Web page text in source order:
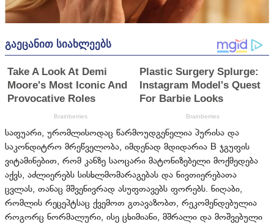
საფუარი, ურომლისოდაც წარმოუდგენელია პურისა და
საკონდიტრო მრეწველობა, იმდენად მდიდარია B ჯგუფის
ვიტამინებით, რომ კანზე საოცარი მატონიზებელი მოქმედება
აქვს, აძლიერებს სისხლმომარაგებას და ნივთიერებათა
ცვლას, თანაც მშვენივრად ასუფთავებს ფორებს. ნიღაბი,
რომლის რეცეპტსაც ქვემოთ გთავაზობთ, რეკომენდებულია
როგორც ნორმალური, ისე ცხიმიანი, მშრალი და მოშვებული